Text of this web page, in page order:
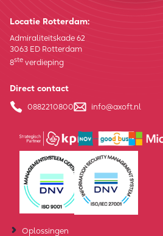
Locatie Rotterdam:
Admiraliteitskade 62
3063 ED Rotterdam
8ste verdieping
Direct contact
0882210800 info@axoft.nl
Oplossingen